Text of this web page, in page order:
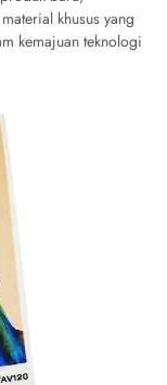
khusus yang
kemajuan teknologi